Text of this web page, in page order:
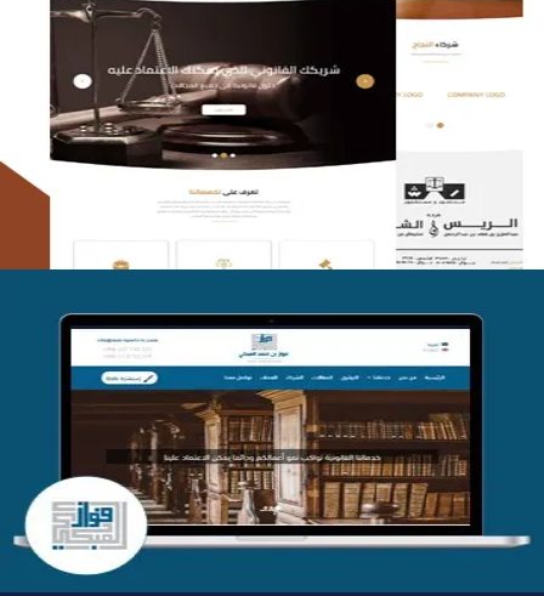
الريس والشعلان للمحاماة
التفاصيل
موقع فواز المبكي للمحاماة
التفاصيل